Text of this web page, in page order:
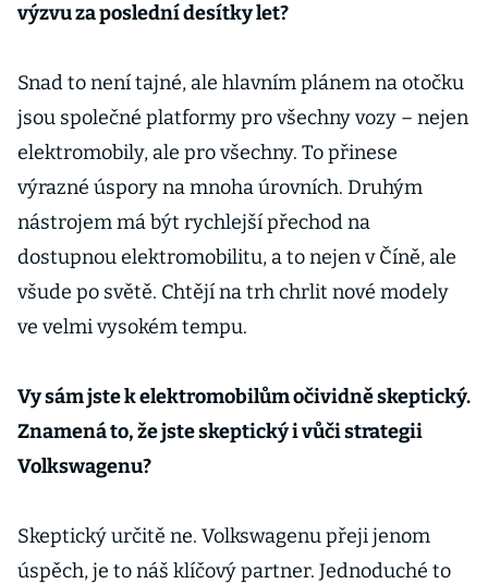
výzvu za poslední desítky let?
Snad to není tajné, ale hlavním plánem na otočku
jsou společné platformy pro všechny vozy – nejen
elektromobily, ale pro všechny. To přinese
výrazné úspory na mnoha úrovních. Druhým
nástrojem má být rychlejší přechod na
dostupnou elektromobilitu, a to nejen v Číně, ale
všude po světě. Chtějí na trh chrlit nové modely
ve velmi vysokém tempu.
Vy sám jste k elektromobilům očividně skeptický.
Znamená to, že jste skeptický i vůči strategii
Volkswagenu?
Skeptický určitě ne. Volkswagenu přeji jenom
úspěch, je to náš klíčový partner. Jednoduché to